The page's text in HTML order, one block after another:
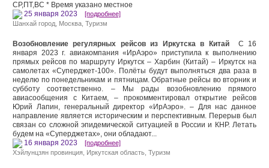
СР,ПТ,ВС * Время указано местное
25 января 2023 [подробнее]
Шанхай город Москва Туризм
Возобновление регулярных рейсов из Иркутска в КитайС 16
января 2023 г. авиакомпания «ИрАэро» приступила к выполнению
прямых рейсов по маршруту Иркутск – Харбин (Китай) – Иркутск на
самолетах «Суперджет-100». Полёты будут выполняться два раза в
неделю по понедельникам и пятницам. Обратные рейсы во вторник и
субботу соответственно. – Мы рады возобновлению прямого
авиасообщения с Китаем, – прокомментировал открытие рейсов
Юрий Лапин, генеральный директор «ИрАэро». – Для нас данное
направление является историческим и перспективным. Перерыв был
связан со сложной эпидемической ситуацией в России и КНР. Летать
будем на «Суперджетах», они обладают...
16 января 2023 [подробнее]
Хэйлунцзян провинция Иркутская область Туризм